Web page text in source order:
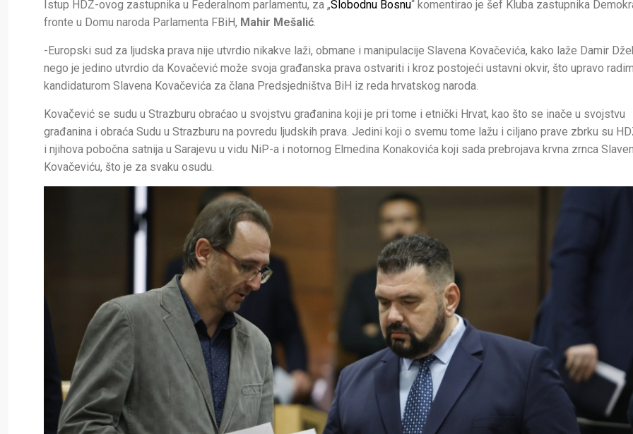
Istup HDZ-ovog zastupnika u Federalnom parlamentu, za „Slobodnu Bosnu“ komentirao je šef Kluba zastupnika
fronte u Domu naroda Parlamenta FBiH, Mahir Mešalić.
-Europski sud za ljudska prava nije utvrdio nikakve laži, obmane i manipulacije Slavena Kovačevića, kako laže Damir
nego je jedino utvrdio da Kovačević može svoja građanska prava ostvariti i kroz postojeći ustavni okvir, što upravo
kandidaturom Slavena Kovačevića za člana Predsjedništva BiH iz reda hrvatskog naroda.
Kovač̣ević se sudu u Strazburu obraćao u svojstvu građanina koji je pri tome i etnički Hrvat, kao što se inače u svojstvu
građanina i obraća Sudu u Strazburu na povredu ljudskih prava. Jedini koji o svemu tome lažu i ciljano prave zbrku su
i njihova pobočna satnija u Sarajevu u vidu NiP-a i notornog Elmedina Konakovića koji sada prebrojava krvna zrnca
Kovačeviću, što je za svaku osudu.